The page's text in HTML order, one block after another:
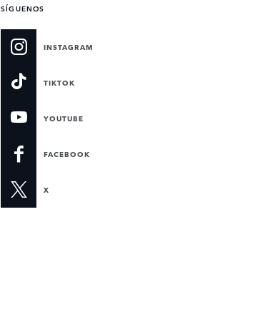
SÍGUENOS
INSTAGRAM
TIKTOK
YOUTUBE
FACEBOOK
X